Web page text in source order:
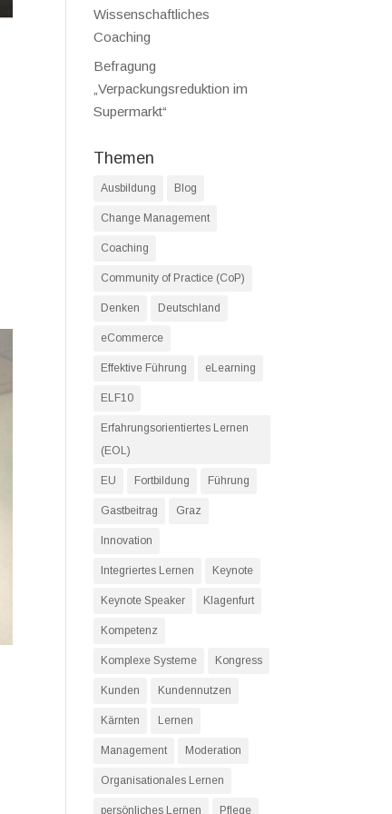
Wissenschaftliches
Coaching
Befragung
„Verpackungsreduktion im
Supermarkt“
Themen
Ausbildung Blog
Change Management
Coaching
Community of Practice (CoP)
Denken Deutschland
eCommerce
Effektive Führung eLearning
ELF10
Erfahrungsorientiertes Lernen
(EOL)
EU Fortbildung Führung
Gastbeitrag Graz
Innovation
Integriertes Lernen Keynote
Keynote Speaker Klagenfurt
Kompetenz
Komplexe Systeme Kongress
Kunden Kundennutzen
Kärnten Lernen
Management Moderation
Organisationales Lernen
persönliches Lernen Pflege